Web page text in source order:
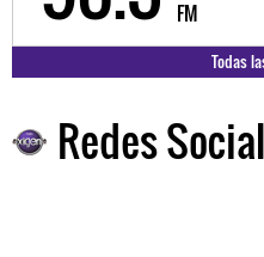
FM
Todas
Redes